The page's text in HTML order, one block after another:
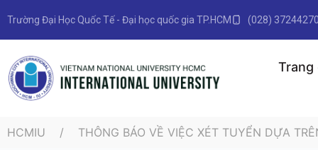
Trường Đại Học Quốc Tế - Đại học quốc gia TP.HCM (028)
Trang
HCMIU THÔNG BÁO VỀ VIỆC XÉT TUYỂN DỰA